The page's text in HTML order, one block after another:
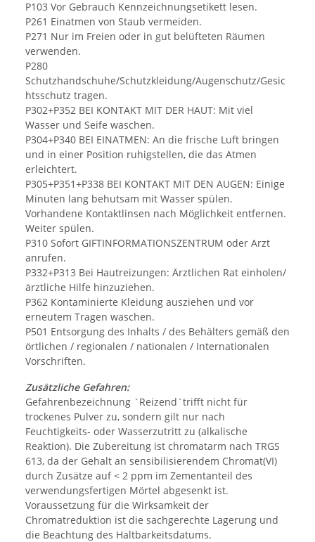
P103 Vor Gebrauch Kennzeichnungsetikett lesen.
P261 Einatmen von Staub vermeiden.
P271 Nur im Freien oder in gut belüfteten Räumen
verwenden.
P280
Schutzhandschuhe/Schutzkleidung/Augenschutz/Gesic
htsschutz tragen.
P302+P352 BEI KONTAKT MIT DER HAUT: Mit viel
Wasser und Seife waschen.
P304+P340 BEI EINATMEN: An die frische Luft bringen
und in einer Position ruhigstellen, die das Atmen
erleichtert.
P305+P351+P338 BEI KONTAKT MIT DEN AUGEN: Einige
Minuten lang behutsam mit Wasser spülen.
Vorhandene Kontaktlinsen nach Möglichkeit entfernen.
Weiter spülen.
P310 Sofort GIFTINFORMATIONSZENTRUM oder Arzt
anrufen.
P332+P313 Bei Hautreizungen: Ärztlichen Rat einholen/
ärztliche Hilfe hinzuziehen.
P362 Kontaminierte Kleidung ausziehen und vor
erneutem Tragen waschen.
P501 Entsorgung des Inhalts / des Behälters gemäß den
örtlichen / regionalen / nationalen / Internationalen
Vorschriften.
Zusätzliche Gefahren:
Gefahrenbezeichnung `Reizend`trifft nicht für
trockenes Pulver zu, sondern gilt nur nach
Feuchtigkeits- oder Wasserzutritt zu (alkalische
Reaktion). Die Zubereitung ist chromatarm nach TRGS
613, da der Gehalt an sensibilisierendem Chromat(VI)
durch Zusätze auf < 2 ppm im Zementanteil des
verwendungsfertigen Mörtel abgesenkt ist.
Voraussetzung für die Wirksamkeit der
Chromatreduktion ist die sachgerechte Lagerung und
die Beachtung des Haltbarkeitsdatums.